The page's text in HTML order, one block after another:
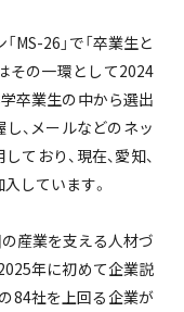
MS-26」で「卒業生と
その一環として2024
卒業生の中から選出
、メールなどのネッ
おり、現在、愛知、
しています。
産業を支える人材づ
年に初めて企業説
84社を上回る企業が